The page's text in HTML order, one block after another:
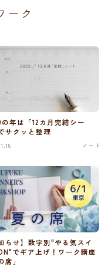
ーク
の年は「12カ月完結シー
サクッと整理
ノート
知らせ】数字別"やる気スイ
でギア上げ！ワーク講座
席」